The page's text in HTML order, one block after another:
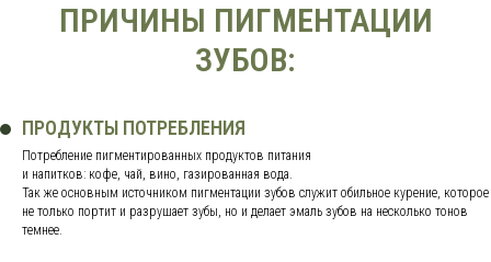
ПРИЧИНЫ ПИГМЕНТАЦИИ
ЗУБОВ:
ПРОДУКТЫ ПОТРЕБЛЕНИЯ
Потребление пигментированных продуктов питания
и напитков: кофе, чай, вино, газированная вода.
Так же основным источником пигментации зубов служит обильное курение, которое
не только портит и разрушает зубы, но и делает эмаль зубов на несколько тонов
темнее.